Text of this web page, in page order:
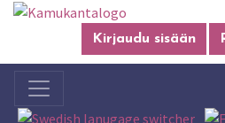
Kirjaudu sisään